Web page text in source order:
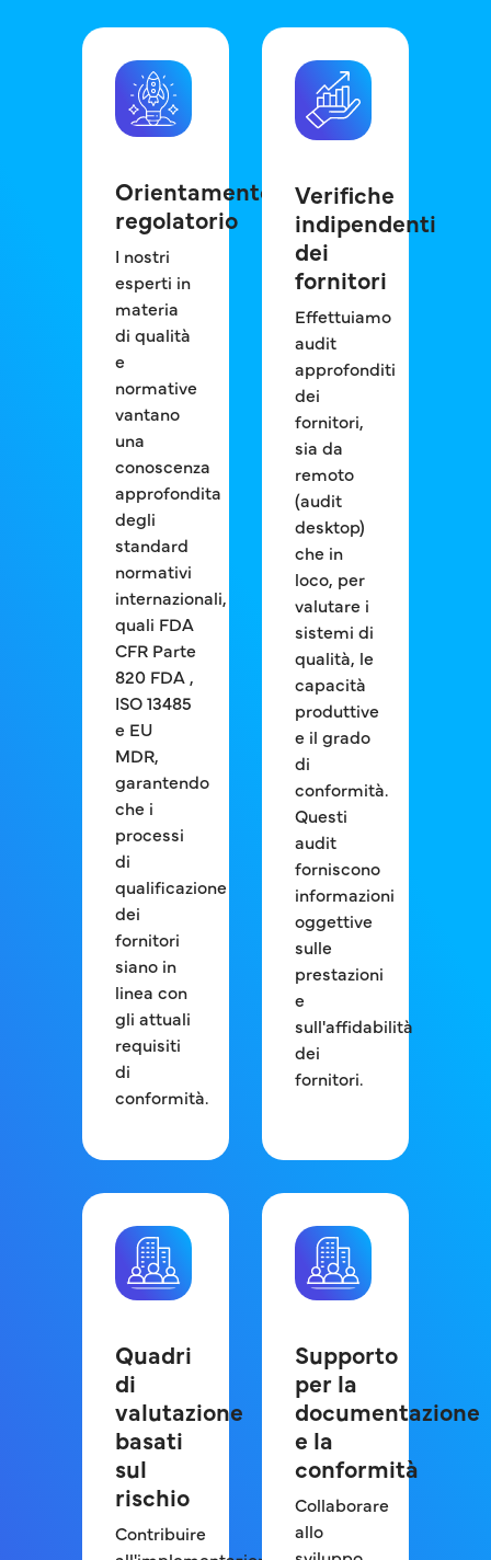
Orientamento
regolatorio
I nostri
esperti in
materia
di qualità
e
normative
vantano
una
conoscenza
approfondita
degli
standard
normativi
internazionali,
quali FDA
CFR Parte
820 FDA ,
ISO 13485
e EU
MDR,
garantendo
che i
processi
di
qualificazione
dei
fornitori
siano in
linea con
gli attuali
requisiti
di
conformità.
Verifiche
indipendenti
dei
fornitori
Effettuiamo
audit
approfonditi
dei
fornitori,
sia da
remoto
(audit
desktop)
che in
loco, per
valutare i
sistemi di
qualità, le
capacità
produttive
e il grado
di
conformità.
Questi
audit
forniscono
informazioni
oggettive
sulle
prestazioni
e
sull'affidabilità
dei
fornitori.
Quadri
di
valutazione
basati
sul
rischio
Contribuire
Supporto
per la
documentazione
e la
conformità
Collaborare
allo